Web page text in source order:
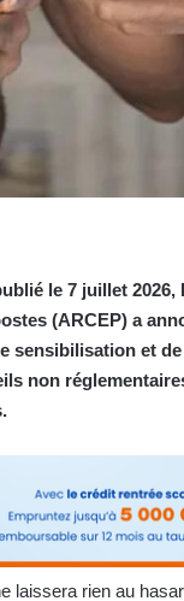
le 7 juillet
(ARCEP) a
sensibilisation et
non
laissera rien au